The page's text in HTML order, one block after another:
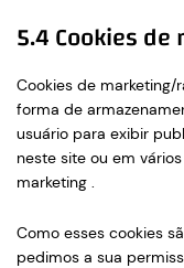
5.4 Cookies
Cookies de marketing/
forma de
usuário para exibir
neste site ou em
marketing .
Como esses cookies
pedimos a sua